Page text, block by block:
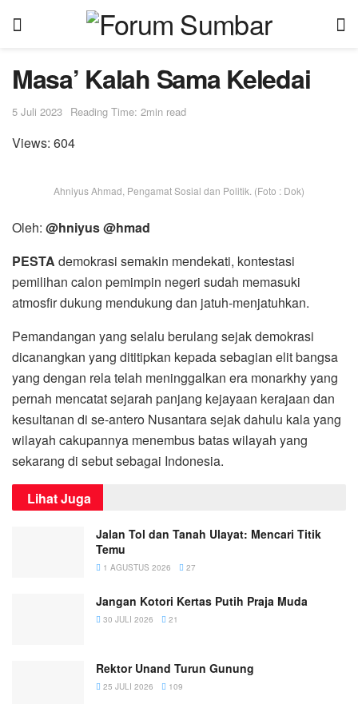
Masa’ Kalah Sama Keledai
5 Juli 2023 Reading Time: 2min read
Views: 604
Ahniyus Ahmad, Pengamat Sosial dan Politik. (Foto : Dok)
Oleh: @hniyus @hmad
PESTA demokrasi semakin mendekati, kontestasi
pemilihan calon pemimpin negeri sudah memasuki
atmosfir dukung mendukung dan jatuh-menjatuhkan.
Pemandangan yang selalu berulang sejak demokrasi
dicanangkan yang dititipkan kepada sebagian elit bangsa
yang dengan rela telah meninggalkan era monarkhy yang
pernah mencatat sejarah panjang kejayaan kerajaan dan
kesultanan di se-antero Nusantara sejak dahulu kala yang
wilayah cakupannya menembus batas wilayah yang
sekarang di sebut sebagai Indonesia.
Lihat Juga
Jalan Tol dan Tanah Ulayat: Mencari Titik
Temu
1 AGUSTUS 2026 27
Jangan Kotori Kertas Putih Praja Muda
30 JULI 2026 21
Rektor Unand Turun Gunung
25 JULI 2026 109